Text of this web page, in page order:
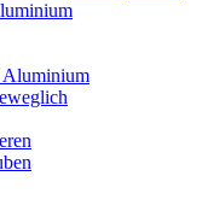
Aluminium